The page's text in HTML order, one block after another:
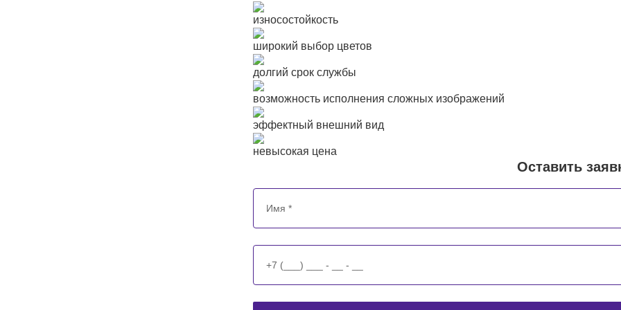
износостойкость
широкий выбор цветов
долгий срок службы
возможность исполнения сложных изображений
эффектный внешний вид
невысокая цена
Оставить